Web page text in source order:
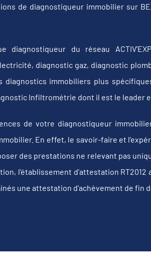
de diagnostiqueur immobilier sur
diagnostiqueur du réseau
diagnostic gaz, diagnostic
diagnostics immobiliers plus
Infiltrométrie dont il est le leader
de votre diagnostiqueur
En effet, le savoir-faire et
des prestations ne relevant pas
l'établissement d’attestation
une attestation d'achèvement de fin